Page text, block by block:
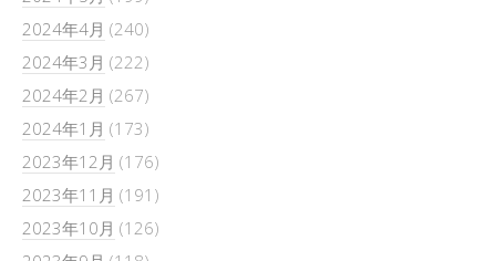
2024年4月 (240)
2024年3月 (222)
2024年2月 (267)
2024年1月 (173)
2023年12月 (176)
2023年11月 (191)
2023年10月 (126)